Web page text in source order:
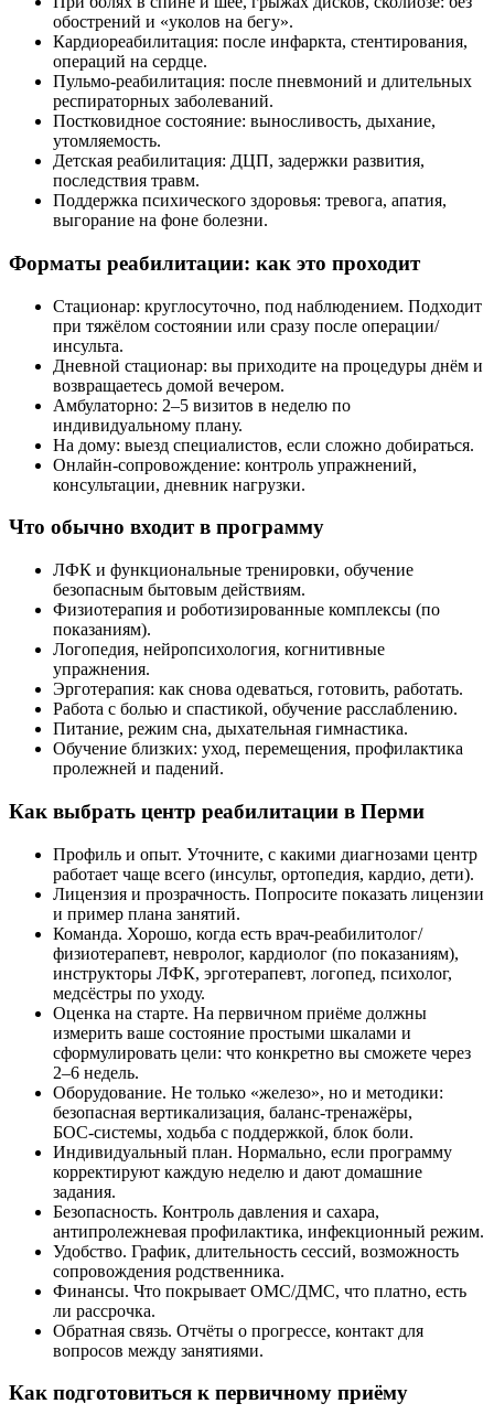
обострений и «уколов на бегу».
Кардиореабилитация: после инфаркта, стентирования,
операций на сердце.
Пульмо‑реабилитация: после пневмоний и длительных
респираторных заболеваний.
Постковидное состояние: выносливость, дыхание,
утомляемость.
Детская реабилитация: ДЦП, задержки развития,
последствия травм.
Поддержка психического здоровья: тревога, апатия,
выгорание на фоне болезни.
Форматы реабилитации: как это проходит
Стационар: круглосуточно, под наблюдением. Подходит
при тяжёлом состоянии или сразу после операции/
инсульта.
Дневной стационар: вы приходите на процедуры днём и
возвращаетесь домой вечером.
Амбулаторно: 2–5 визитов в неделю по
индивидуальному плану.
На дому: выезд специалистов, если сложно добираться.
Онлайн‑сопровождение: контроль упражнений,
консультации, дневник нагрузки.
Что обычно входит в программу
ЛФК и функциональные тренировки, обучение
безопасным бытовым действиям.
Физиотерапия и роботизированные комплексы (по
показаниям).
Логопедия, нейропсихология, когнитивные
упражнения.
Эрготерапия: как снова одеваться, готовить, работать.
Работа с болью и спастикой, обучение расслаблению.
Питание, режим сна, дыхательная гимнастика.
Обучение близких: уход, перемещения, профилактика
пролежней и падений.
Как выбрать центр реабилитации в Перми
Профиль и опыт. Уточните, с какими диагнозами центр
работает чаще всего (инсульт, ортопедия, кардио, дети).
Лицензия и прозрачность. Попросите показать лицензии
и пример плана занятий.
Команда. Хорошо, когда есть врач‑реабилитолог/
физиотерапевт, невролог, кардиолог (по показаниям),
инструкторы ЛФК, эрготерапевт, логопед, психолог,
медсёстры по уходу.
Оценка на старте. На первичном приёме должны
измерить ваше состояние простыми шкалами и
сформулировать цели: что конкретно вы сможете через
2–6 недель.
Оборудование. Не только «железо», но и методики:
безопасная вертикализация, баланс‑тренажёры,
БОС‑системы, ходьба с поддержкой, блок боли.
Индивидуальный план. Нормально, если программу
корректируют каждую неделю и дают домашние
задания.
Безопасность. Контроль давления и сахара,
антипролежневая профилактика, инфекционный режим.
Удобство. График, длительность сессий, возможность
сопровождения родственника.
Финансы. Что покрывает ОМС/ДМС, что платно, есть
ли рассрочка.
Обратная связь. Отчёты о прогрессе, контакт для
вопросов между занятиями.
Как подготовиться к первичному приёму